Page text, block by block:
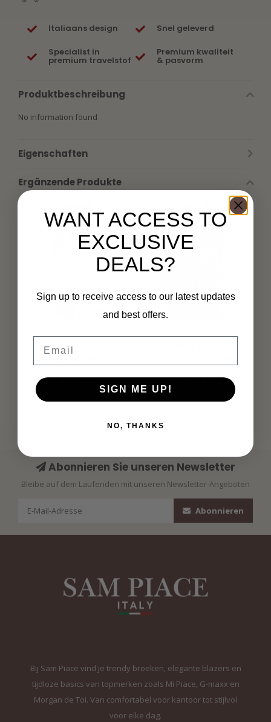
Italiaans design Snel geleverd
Specialist in
premium travelstof
Premium kwaliteit
& pasvorm
Produktbeschreibung
No information found
Eigenschaften
Ergänzende Produkte
Sana Knit jacket
€89,99 €84,99 €69,99
Abonnieren Sie unseren Newsletter
Bleibe auf dem Laufenden mit unseren Newsletter-Angeboten
Abonnieren
Bij Sam Piace vind je trendy broeken, elegante blazers en
tijdloze basics van topmerken zoals Mi Piace, G-maxx en
Morgan de Toi. Van comfortabel voor kantoor tot stijlvol
voor elke dag.
WANT ACCESS TO
EXCLUSIVE
DEALS?
Sign up to receive access to our latest updates
and best offers.
SIGN ME UP!
NO, THANKS